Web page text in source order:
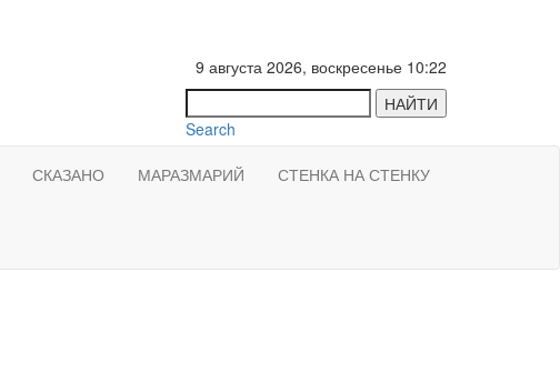
9 августа 2026, воскресенье 10:22
НАЙТИ
Search
СКАЗАНО МАРАЗМАРИЙ СТЕНКА НА СТЕНКУ